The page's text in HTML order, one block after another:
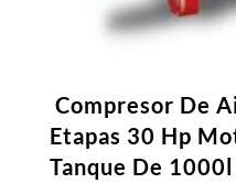
Compresor De
Etapas 30 Hp
Tanque De